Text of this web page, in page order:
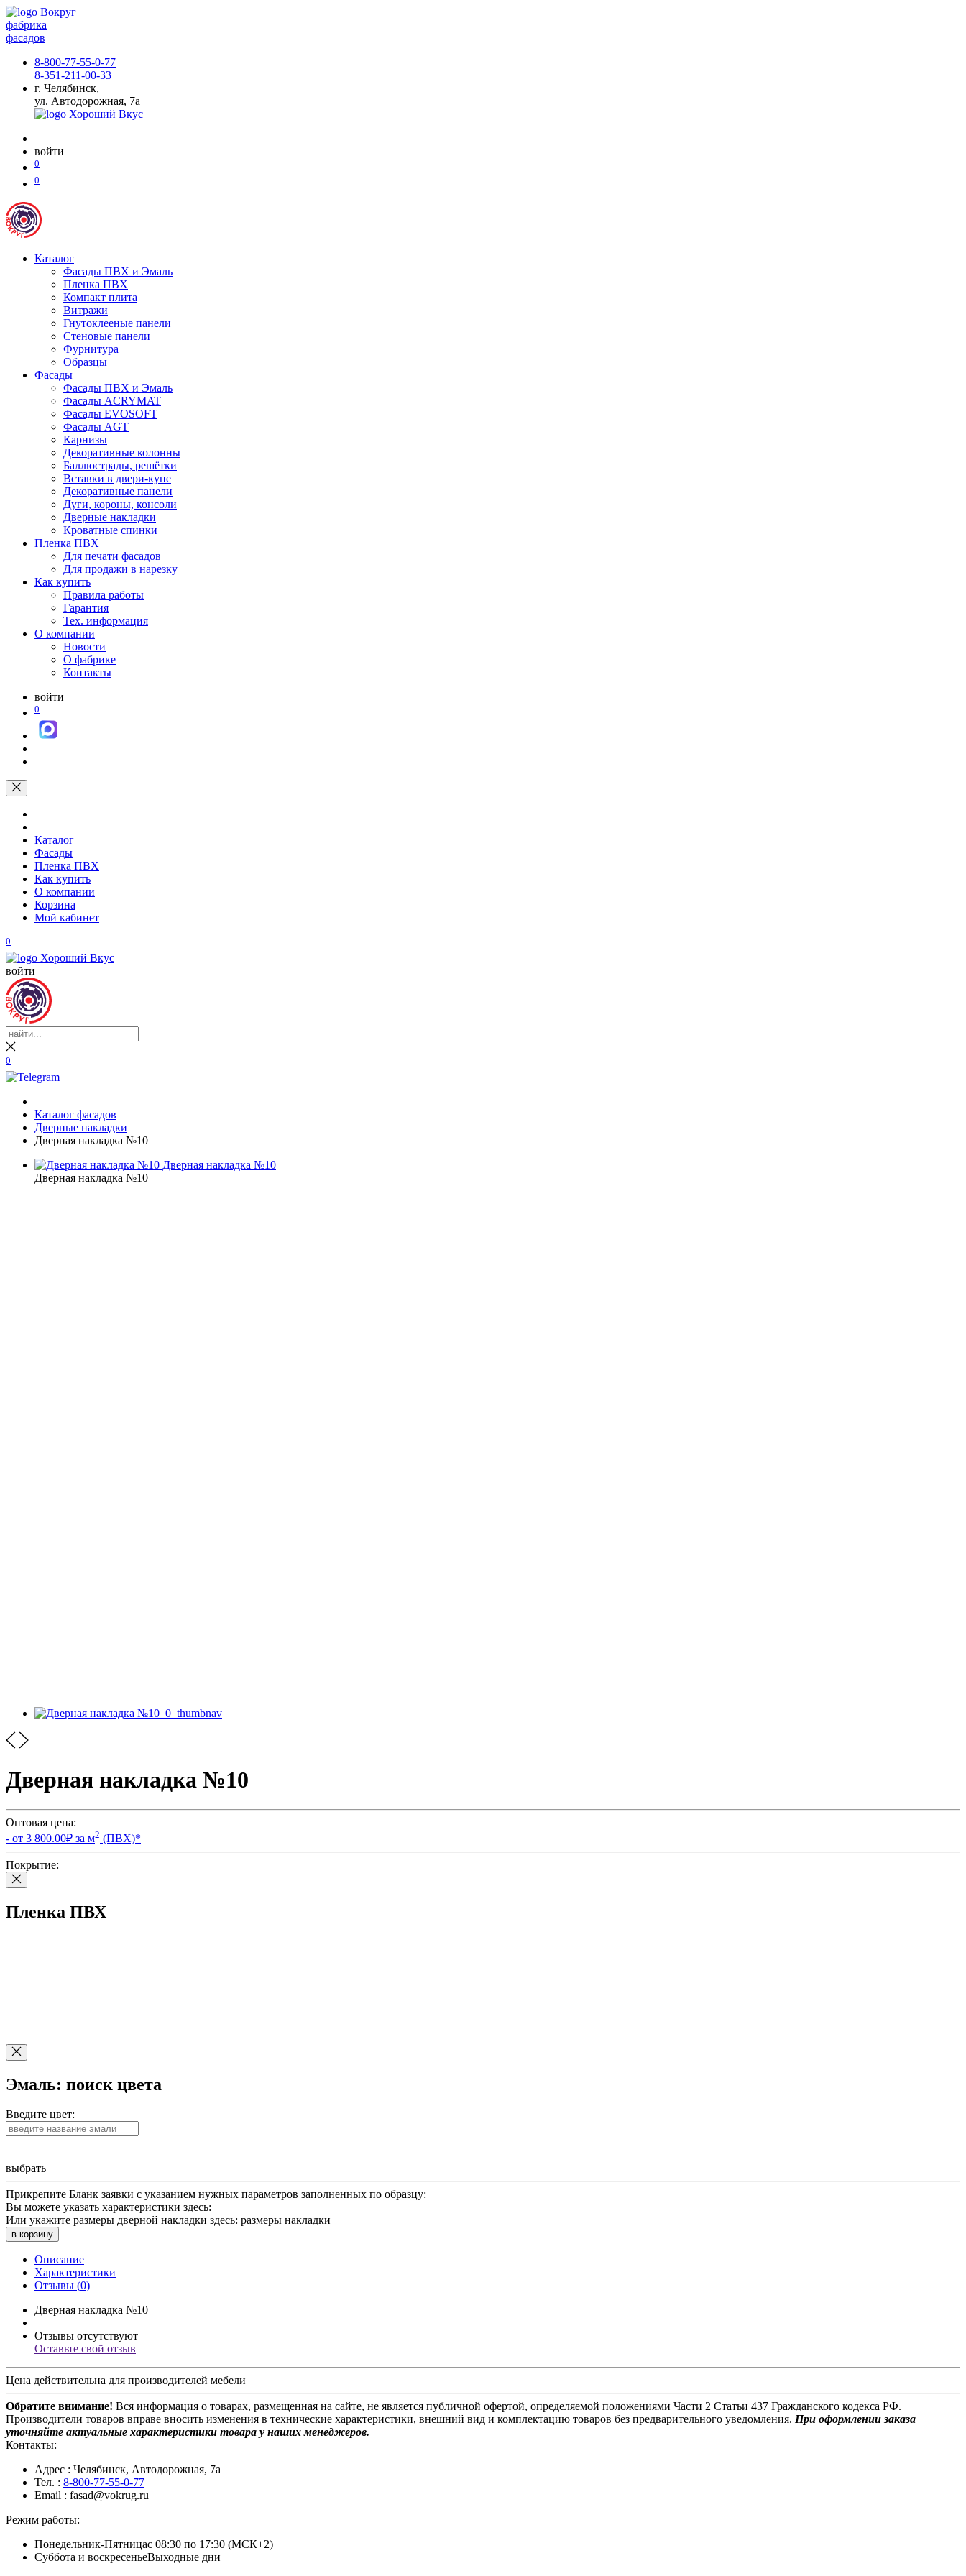
фабрика
фасадов
8-800-77-55-0-77
8-351-211-00-33
г. Челябинск,
ул. Автодорожная, 7а
войти
0
0
Каталог
Фасады ПВХ и Эмаль
Пленка ПВХ
Компакт плита
Витражи
Гнутоклееные панели
Стеновые панели
Фурнитура
Образцы
Фасады
Фасады ПВХ и Эмаль
Фасады ACRYMAT
Фасады EVOSOFT
Фасады AGT
Карнизы
Декоративные колонны
Баллюстрады, решётки
Вставки в двери-купе
Декоративные панели
Дуги, короны, консоли
Дверные накладки
Кроватные спинки
Пленка ПВХ
Для печати фасадов
Для продажи в нарезку
Как купить
Правила работы
Гарантия
Тех. информация
О компании
Новости
О фабрике
Контакты
войти
0
Каталог
Фасады
Пленка ПВХ
Как купить
О компании
Корзина
Мой кабинет
0
войти
0
Каталог фасадов
Дверные накладки
Дверная накладка №10
Дверная накладка №10
Дверная накладка №10
Оптовая цена:
- от 3 800.00₽ за м2 (ПВХ)*
Покрытие:
Пленка ПВХ
Эмаль: поиск цвета
Введите цвет:
выбрать
Прикрепите Бланк заявки с указанием нужных параметров заполненных по образцу:
Вы можете указать характеристики здесь:
Или укажите размеры дверной накладки здесь: размеры накладки
в корзину
Описание
Характеристики
Отзывы (0)
Дверная накладка №10
Отзывы отсутствуют
Оставьте свой отзыв
Цена действительна для производителей мебели
Обратите внимание! Вся информация о товарах, размещенная на сайте, не является публичной офертой, определяемой положениями Части 2 Статьи 437 Гражданского кодекса РФ.
Производители товаров вправе вносить изменения в технические характеристики, внешний вид и комплектацию товаров без предварительного уведомления. При оформлении заказа
уточняйте актуальные характеристики товара у наших менеджеров.
Контакты:
Адрес : Челябинск, Автодорожная, 7а
Тел. : 8-800-77-55-0-77
Email : fasad@vokrug.ru
Режим работы:
Понедельник-Пятницас 08:30 по 17:30 (МСК+2)
Суббота и воскресеньеВыходные дни